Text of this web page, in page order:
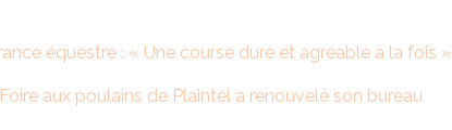
équestre : « Une course dure et agréable à la fois »
aux poulains de Plaintel a renouvelé son bureau